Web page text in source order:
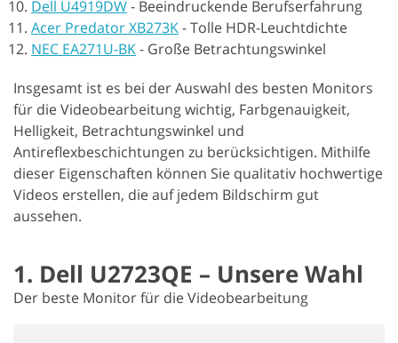
Dell U4919DW- Beeindruckende Berufserfahrung
Acer Predator XB273K-Tolle HDR-Leuchtdichte
NEC EA271U-BK- Große Betrachtungswinkel
Insgesamt ist es bei der Auswahl des besten Monitors
für die Videobearbeitung wichtig, Farbgenauigkeit,
Helligkeit, Betrachtungswinkel und
Antireflexbeschichtungen zu berücksichtigen. Mithilfe
dieser Eigenschaften können Sie qualitativ hochwertige
Videos erstellen, die auf jedem Bildschirm gut
aussehen.
1. Dell U2723QE – Unsere Wahl
Der beste Monitor für die Videobearbeitung